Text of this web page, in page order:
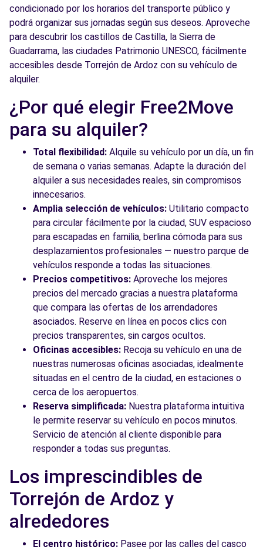
Free2move Rent - MOMENTUM MARKET
MADRID SRL - MADRID (P)
14.6
Autovía del Este
Madrid, MD, 28031
Free2move Rent - MOMENTUM MARKET
MADRID SRL - MADRID (C)
14.6
Madrid, MD, 28031
Ver agencia
condicionado por los horarios del transporte público y
podrá organizar sus jornadas según sus deseos. Aproveche
para descubrir los castillos de Castilla, la Sierra de
Guadarrama, las ciudades Patrimonio UNESCO, fácilmente
accesibles desde Torrejón de Ardoz con su vehículo de
alquiler.
¿Por qué elegir Free2Move
para su alquiler?
Total flexibilidad: Alquile su vehículo por un día, un fin
de semana o varias semanas. Adapte la duración del
alquiler a sus necesidades reales, sin compromisos
innecesarios.
Amplia selección de vehículos: Utilitario compacto
para circular fácilmente por la ciudad, SUV espacioso
para escapadas en familia, berlina cómoda para sus
desplazamientos profesionales — nuestro parque de
vehículos responde a todas las situaciones.
Precios competitivos: Aproveche los mejores
precios del mercado gracias a nuestra plataforma
que compara las ofertas de los arrendadores
asociados. Reserve en línea en pocos clics con
precios transparentes, sin cargos ocultos.
Oficinas accesibles: Recoja su vehículo en una de
nuestras numerosas oficinas asociadas, idealmente
situadas en el centro de la ciudad, en estaciones o
cerca de los aeropuertos.
Reserva simplificada: Nuestra plataforma intuitiva
le permite reservar su vehículo en pocos minutos.
Servicio de atención al cliente disponible para
responder a todas sus preguntas.
Los imprescindibles de
Torrejón de Ardoz y
alrededores
El centro histórico: Pasee por las calles del casco